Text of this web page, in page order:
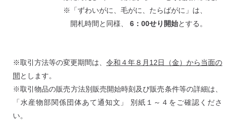
※「ずわいがに、毛がに、たらばがに」は、
開札時間と同様、 6：00せり開始とする。
※取引方法等の変更期間は、 令和４年８月12日（金）から当面の
間 とします。
※取引物品の販売方法別販売開始時刻及び販売条件等の詳細は、
「水産物部関係団体あて通知文」 別紙１～４をご確認くださ
い。